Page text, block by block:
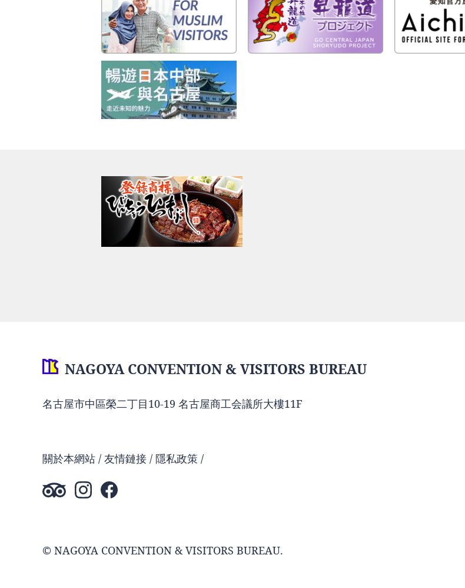
NAGOYA CONVENTION & VISITORS BUREAU
名古屋市中區榮二丁目10-19 名古屋商工会議所大樓11F
關於本網站 友情鏈接 隱私政策
© NAGOYA CONVENTION & VISITORS BUREAU.